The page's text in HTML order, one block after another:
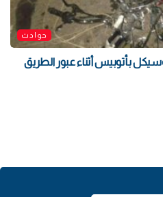
حوادث
بأتوبيس أثناء عبور الطريق